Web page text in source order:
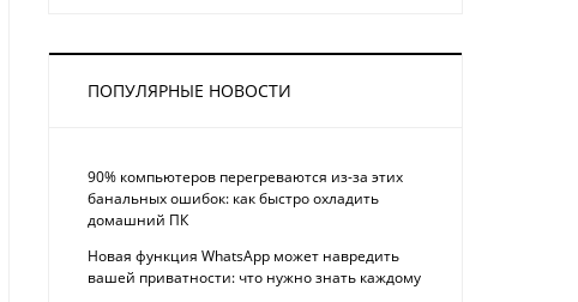
ПОПУЛЯРНЫЕ НОВОСТИ
90% компьютеров перегреваются из-за этих
банальных ошибок: как быстро охладить
домашний ПК
Новая функция WhatsApp может навредить
вашей приватности: что нужно знать каждому